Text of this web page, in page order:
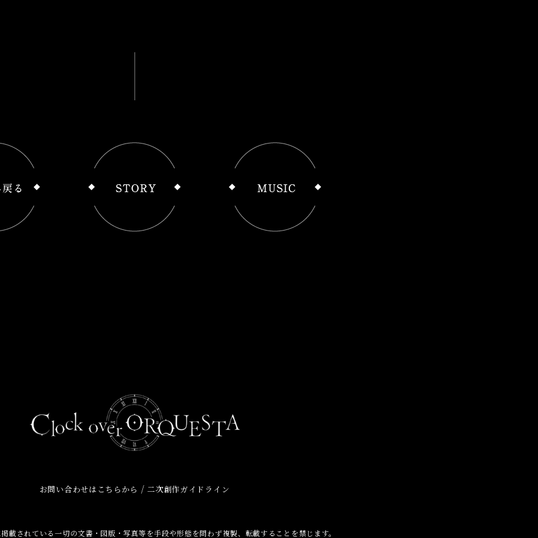
お問い合わせはこちらから /二次創作ガイドライン
載されている一切の文書・図版・写真等を手段や形態を問わず複製、転載することを禁じます。